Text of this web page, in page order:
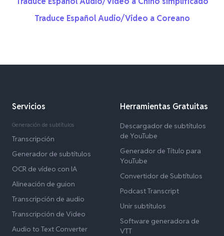
Traduce Español Audio/Video a Coreano
Servicios
Generación de subtítulos
Transcripción
Generador de subtítulos
OCR de vídeo con IA
Alineación de guion
Transcripción de audio
Transcripción de Video
Audio to Text Converter
Herramientas Gratuitas
Descargador de subtítulos
de YouTube
Generador de Título para
YouTube
Convertidor de Subtítulos
Podcast Transcript
Unir subtítulos
Software generadora de
VTT